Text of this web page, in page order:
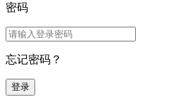
密码
忘记密码？
登录